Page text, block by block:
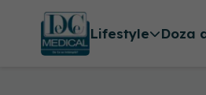
Lifestyle Doza